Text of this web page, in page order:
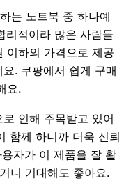
는 노트북 중 하나예
리적이라 많은 사람들
이하의 가격으로 제공
. 쿠팡에서 쉽게 구매
요.
인해 주목받고 있어
함께 하니까 더욱 신뢰
자가 이 제품을 잘 활
니 기대해도 좋아요.